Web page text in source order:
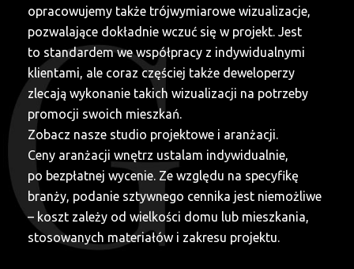
opracowujemy także trójwymiarowe wizualizacje,
pozwalające dokładnie wczuć się w projekt. Jest
to standardem we współpracy z indywidualnymi
klientami, ale coraz częściej także deweloperzy
zlecają wykonanie takich wizualizacji na potrzeby
promocji swoich mieszkań.
Zobacz nasze studio projektowe i aranżacji.
Ceny aranżacji wnętrz ustalam indywidualnie,
po bezpłatnej wycenie. Ze względu na specyfikę
branży, podanie sztywnego cennika jest niemożliwe
– koszt zależy od wielkości domu lub mieszkania,
stosowanych materiałów i zakresu projektu.